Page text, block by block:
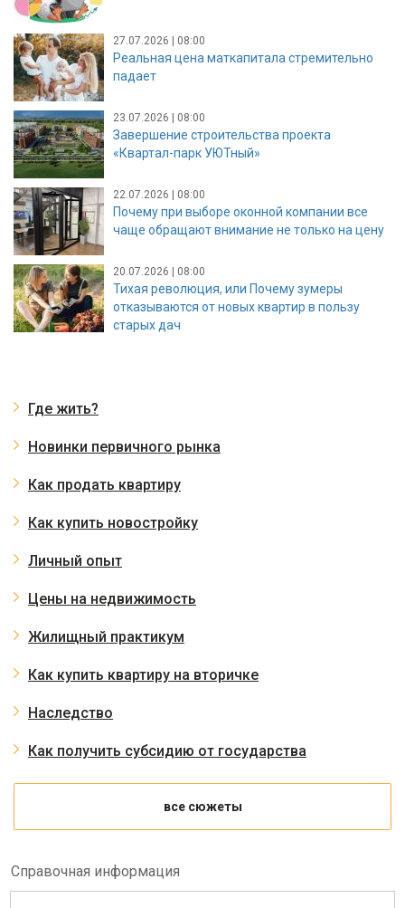
27.07.2026 | 08:00
Реальная цена маткапитала стремительно
падает
23.07.2026 | 08:00
Завершение строительства проекта
«Квартал-парк УЮТный»
22.07.2026 | 08:00
Почему при выборе оконной компании все
чаще обращают внимание не только на цену
20.07.2026 | 08:00
Тихая революция, или Почему зумеры
отказываются от новых квартир в пользу
старых дач
Где жить?
Новинки первичного рынка
Как продать квартиру
Как купить новостройку
Личный опыт
Цены на недвижимость
Жилищный практикум
Как купить квартиру на вторичке
Наследство
Как получить субсидию от государства
все сюжеты
Справочная информация